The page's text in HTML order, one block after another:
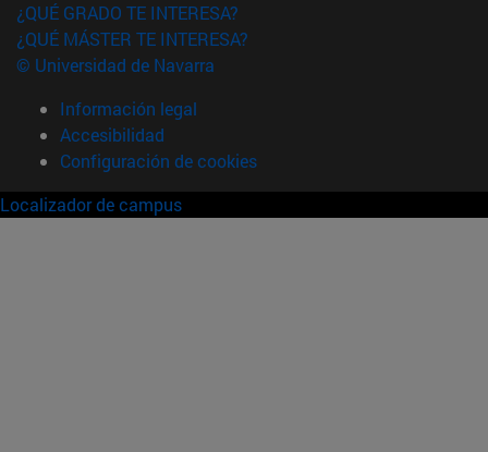
¿QUÉ GRADO TE INTERESA?
¿QUÉ MÁSTER TE INTERESA?
© Universidad de Navarra
Información legal
Accesibilidad
Configuración de cookies
Localizador de campus